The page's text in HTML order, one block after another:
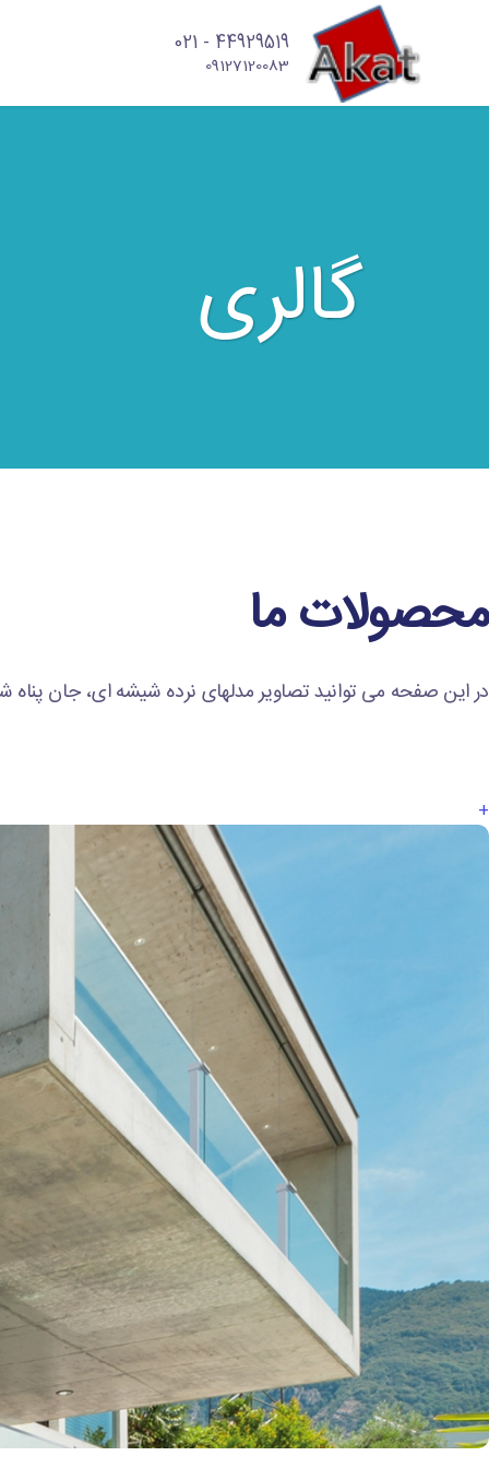
44929519 - 021
09127120083
گالری
محصولات ما
در این صفحه می توانید تصاویر مدلهای نرده شیشه ای، جان
+